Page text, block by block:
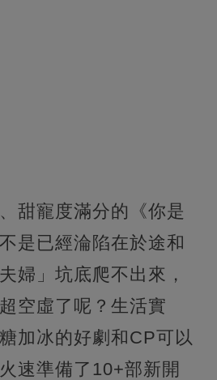
甜寵度滿分的《你是
是已經淪陷在於途和
婦」坑底爬不出來，
空虛了呢？生活實
加冰的好劇和CP可以
速準備了10+部新開